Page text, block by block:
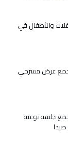
والأطفال في
ينظم التجمع عرض مسرحي
التجمع جلسة توعية